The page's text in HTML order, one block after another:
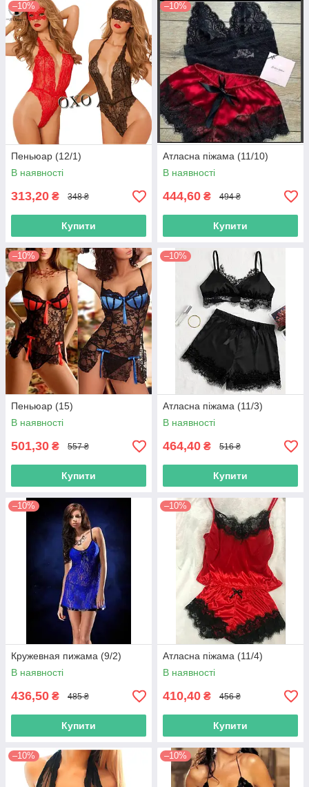
–10%
Пеньюар (12/1)
В наявності
313,20 ₴ 348 ₴
Купити
–10%
Атласна піжама (11/10)
В наявності
444,60 ₴ 494 ₴
Купити
–10%
Пеньюар (15)
В наявності
501,30 ₴ 557 ₴
Купити
–10%
Атласна піжама (11/3)
В наявності
464,40 ₴ 516 ₴
Купити
–10%
Кружевная пижама (9/2)
В наявності
436,50 ₴ 485 ₴
Купити
–10%
Атласна піжама (11/4)
В наявності
410,40 ₴ 456 ₴
Купити
–10% –10%